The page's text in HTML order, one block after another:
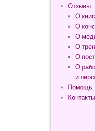
Отзывы
О
О
О
О
О
О
и
Помощь
Контакты